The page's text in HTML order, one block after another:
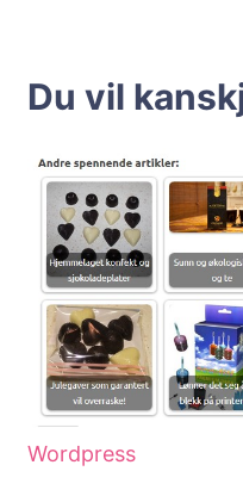
Du vil
Wordpress